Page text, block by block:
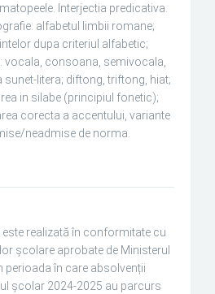
Interjectia predicativa.
alfabetul limbii romane;
dupa criteriul alfabetic;
vocala, consoana, semivocala,
litera; diftong, triftong, hiat;
in silabe (principiul fonetic);
corecta a accentului, variante
neadmise de norma.
realizată în conformitate cu
școlare aprobate de Ministerul
perioada în care absolvenții
școlar 2024-2025 au parcurs